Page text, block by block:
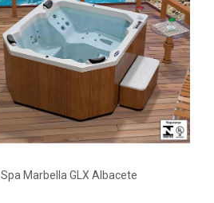
Spa Marbella GLX Albacete